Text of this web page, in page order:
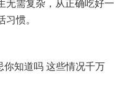
无需复杂，从正确吃好一
惯。
你知道吗 这些情况千万